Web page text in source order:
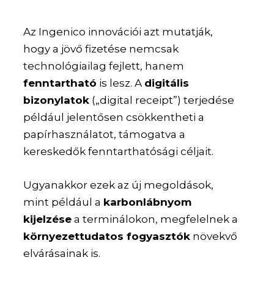
Az Ingenico innovációi azt mutatják,
hogy a jövő fizetése nemcsak
technológiailag fejlett, hanem
fenntartható is lesz. A digitális
bizonylatok („digital receipt”) terjedése
például jelentősen csökkentheti a
papírhasználatot, támogatva a
kereskedők fenntarthatósági céljait.
Ugyanakkor ezek az új megoldások,
mint például a karbonlábnyom
kijelzése a terminálokon, megfelelnek a
környezettudatos fogyasztók növekvő
elvárásainak is.